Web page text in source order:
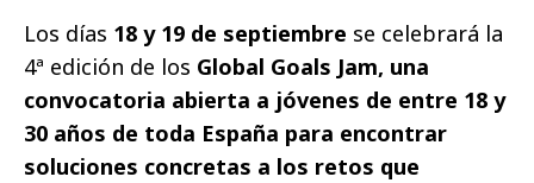
Los días 18 y 19 de septiembre se celebrará la
4ª edición de los Global Goals Jam, una
convocatoria abierta a jóvenes de entre 18 y
30 años de toda España para encontrar
soluciones concretas a los retos que